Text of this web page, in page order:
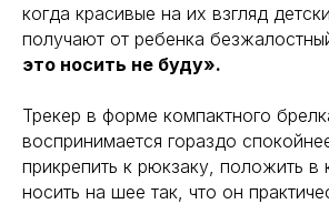
когда красивые на их взгляд
получают от ребенка
это носить не буду».
Трекер в форме компактного
воспринимается гораздо
прикрепить к рюкзаку, положить в
носить на шее так, что он